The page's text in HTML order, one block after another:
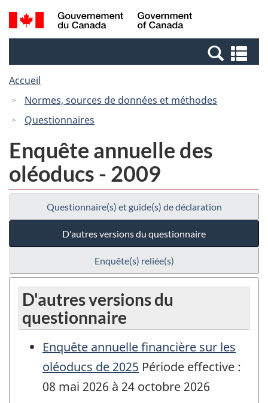
Passer
au
Passer
à
Canada
Recherche
et
et
Accueil
Normes, sources de données et méthodes
Questionnaires
Enquête annuelle des
oléoducs - 2009
Questionnaire(s) et guide(s) de déclaration
D'autres versions du questionnaire
Enquête(s) reliée(s)
D'autres versions du
questionnaire
Enquête annuelle financière sur les
oléoducs de 2025 Période effective :
08 mai 2026 à 24 octobre 2026